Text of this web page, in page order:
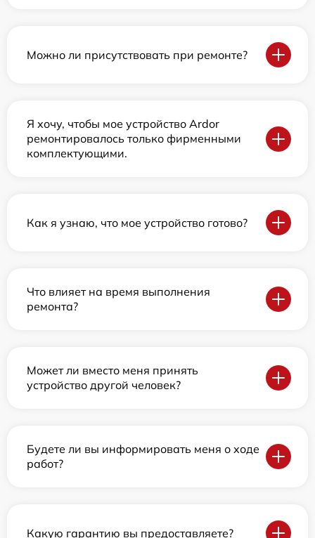
Можно ли присутствовать при ремонте?
Я хочу, чтобы мое устройство Ardor
ремонтировалось только фирменными
комплектующими.
Как я узнаю, что мое устройство готово?
Что влияет на время выполнения
ремонта?
Может ли вместо меня принять
устройство другой человек?
Будете ли вы информировать меня о ходе
работ?
Какую гарантию вы предоставляете?